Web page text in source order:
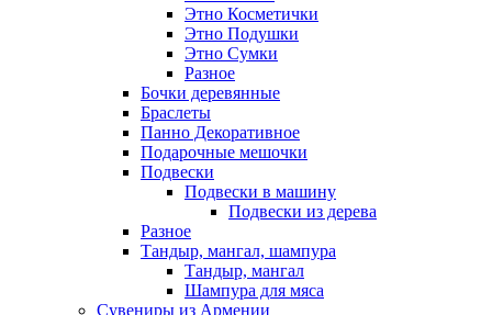
Этно Косметички
Этно Подушки
Этно Сумки
Разное
Бочки деревянные
Браслеты
Панно Декоративное
Подарочные мешочки
Подвески
Подвески в машину
Подвески из дерева
Разное
Тандыр, мангал, шампура
Тандыр, мангал
Шампура для мяса
Сувениры из Армении